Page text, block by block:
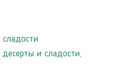
десерты и сладости,